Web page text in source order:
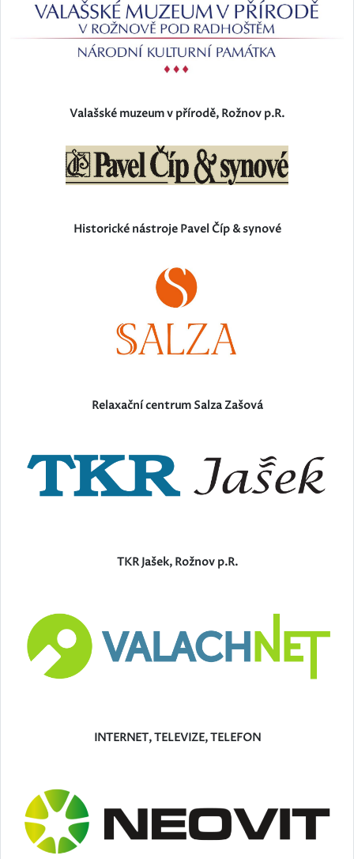
Valašské muzeum v přírodě, Rožnov p.R.
Historické nástroje Pavel Číp & synové
Relaxační centrum Salza Zašová
TKR Jašek, Rožnov p.R.
INTERNET, TELEVIZE, TELEFON